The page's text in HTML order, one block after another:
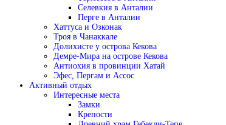
Селевкия в Анталии
Перге в Анталии
Хаттуса и Озконак
Троя в Чанаккале
Долихисте у острова Кекова
Демре-Мира на острове Кекова
Антиохия в провинции Хатай
Эфес, Пергам и Ассос
Активный отдых
Интересные места
Замки
Крепости